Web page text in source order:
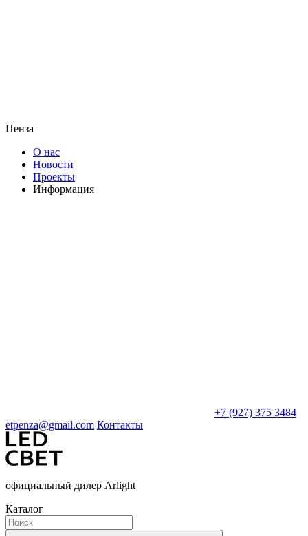
Пенза
О нас
Новости
Проекты
Информация
+7 (927) 375 3484
etpenza@gmail.com Контакты
официальный дилер Arlight
Каталог